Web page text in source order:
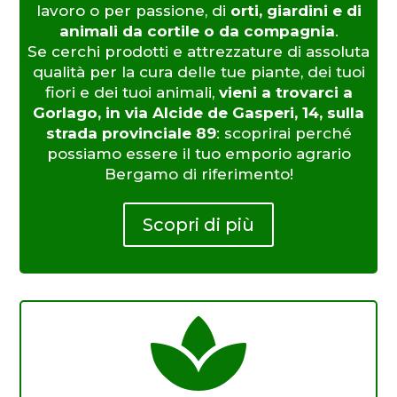
lavoro o per passione, di orti, giardini e di
animali da cortile o da compagnia.
Se cerchi prodotti e attrezzature di assoluta
qualità per la cura delle tue piante, dei tuoi
fiori e dei tuoi animali, vieni a trovarci a
Gorlago, in via Alcide de Gasperi, 14, sulla
strada provinciale 89: scoprirai perché
possiamo essere il tuo emporio agrario
Bergamo di riferimento!
Scopri di più
